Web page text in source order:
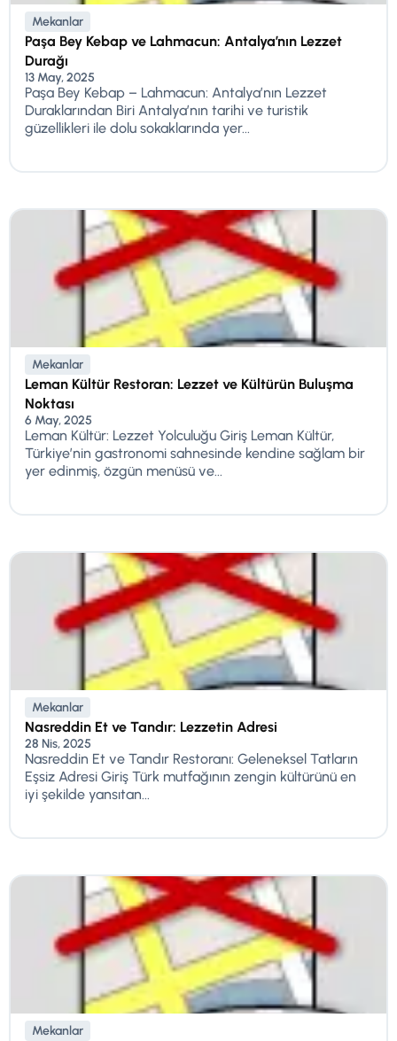
Mekanlar
Paşa Bey Kebap ve Lahmacun: Antalya’nın Lezzet
Durağı
13 May, 2025
Paşa Bey Kebap – Lahmacun: Antalya’nın Lezzet
Duraklarından Biri Antalya’nın tarihi ve turistik
güzellikleri ile dolu sokaklarında yer...
Mekanlar
Leman Kültür Restoran: Lezzet ve Kültürün Buluşma
Noktası
6 May, 2025
Leman Kültür: Lezzet Yolculuğu Giriş Leman Kültür,
Türkiye’nin gastronomi sahnesinde kendine sağlam bir
yer edinmiş, özgün menüsü ve...
Mekanlar
Nasreddin Et ve Tandır: Lezzetin Adresi
28 Nis, 2025
Nasreddin Et ve Tandır Restoranı: Geleneksel Tatların
Eşsiz Adresi Giriş Türk mutfağının zengin kültürünü en
iyi şekilde yansıtan...
Mekanlar